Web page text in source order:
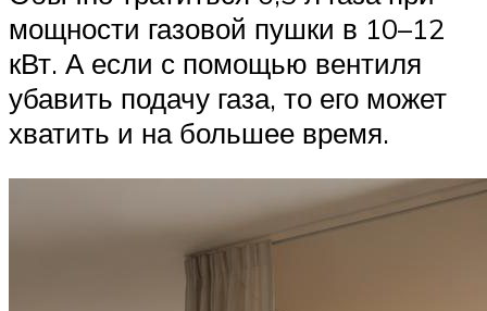
мощности газовой пушки в 10–12
кВт. А если с помощью вентиля
убавить подачу газа, то его может
хватить и на большее время.